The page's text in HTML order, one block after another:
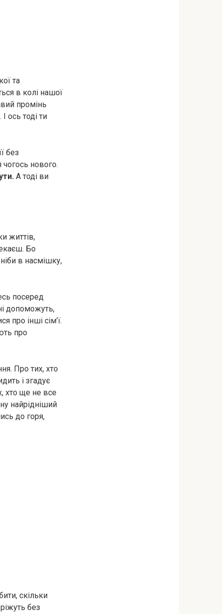
та
в колі нашої
промінь
ось тоді ти
без
чогось нового.
А тоді ви
життів,
Бо
в насмішку,
посеред
допоможуть,
про інші сім’ї.
про
Про тих, хто
і згадує
хто ще не все
найрідніший
до горя,
скільки
без